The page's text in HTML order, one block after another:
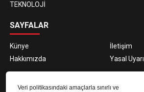
Veri politikasındaki amaçlarla sınırlı ve
TEKNOLOJİ
SAYFALAR
Künye
İletişim
Hakkımızda
Yasal Uyarı